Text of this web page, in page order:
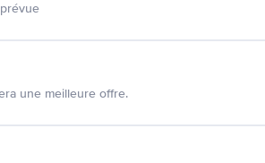
une meilleure offre.